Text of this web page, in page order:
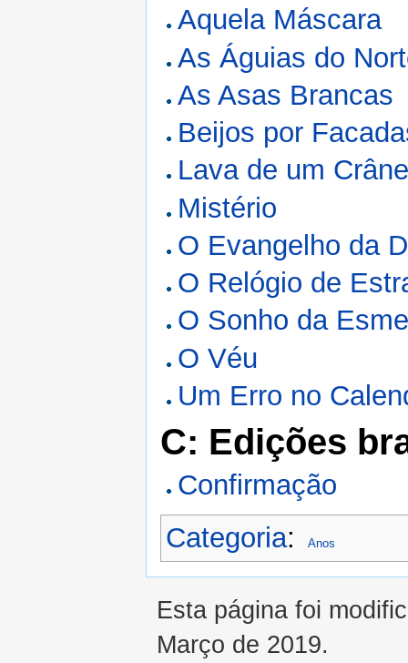
Aquela Máscara
As Águias do
As Asas Brancas
Beijos por
Lava de um
Mistério
O Evangelho da
O Relógio de
O Sonho da
O Véu
Um Erro no
C: Edições
Confirmação
Categoria: Anos
Esta página foi
Março de 2019.